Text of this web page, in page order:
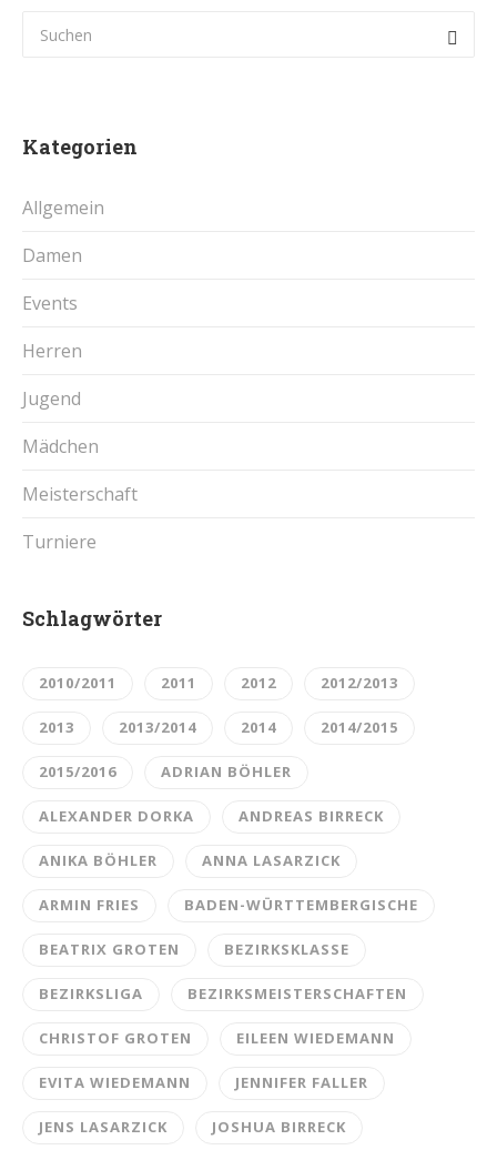
Kategorien
Allgemein
Damen
Events
Herren
Jugend
Mädchen
Meisterschaft
Turniere
Schlagwörter
2010/2011 2011 2012 2012/2013
2013 2013/2014 2014 2014/2015
2015/2016 ADRIAN BÖHLER
ALEXANDER DORKA ANDREAS BIRRECK
ANIKA BÖHLER ANNA LASARZICK
ARMIN FRIES BADEN-WÜRTTEMBERGISCHE
BEATRIX GROTEN BEZIRKSKLASSE
BEZIRKSLIGA BEZIRKSMEISTERSCHAFTEN
CHRISTOF GROTEN EILEEN WIEDEMANN
EVITA WIEDEMANN JENNIFER FALLER
JENS LASARZICK JOSHUA BIRRECK